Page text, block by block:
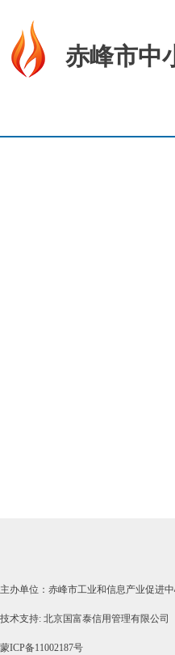
赤峰市中
主办单位：赤峰市工业和信息产业促
技术支持: 北京国富泰信用管理有限公司
蒙ICP备11002187号